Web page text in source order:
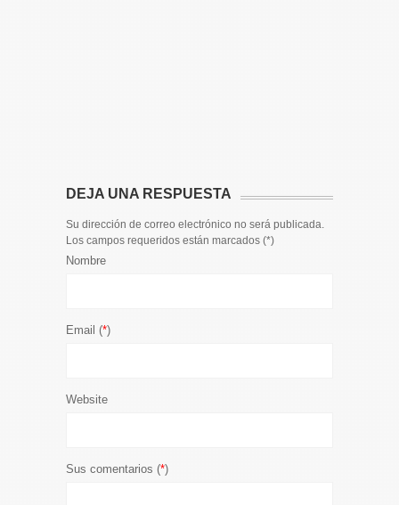
DEJA UNA RESPUESTA
Su dirección de correo electrónico no será publicada.
Los campos requeridos están marcados (*)
Nombre
Email (*)
Website
Sus comentarios (*)